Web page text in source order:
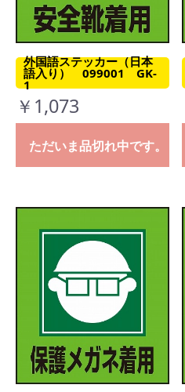
外国語ステッカー（日本
語入り） 099001 GK-
1
￥1,073
ただいま品切れ中です。